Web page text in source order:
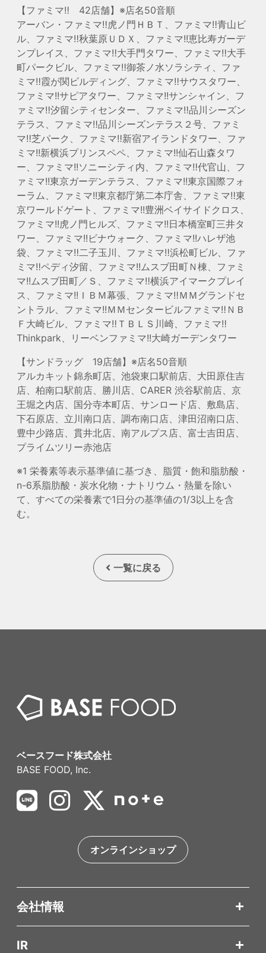
【ファミマ‼ 42店舗】※店名50音順
アーバン・ファミマ‼虎ノ門ＨＢＴ、ファミマ‼青山ビ
ル、ファミマ‼秋葉原ＵＤＸ、ファミマ!!恵比寿ガーデ
ンプレイス、ファミマ‼大手門タワー、ファミマ‼大手
町パークビル、ファミマ‼御茶ノ水ソラシティ、ファ
ミマ‼霞が関ビルディング、ファミマ‼サウスタワー、
ファミマ!!サピアタワー、ファミマ!!サンシャイン、フ
ァミマ‼汐留シティセンター、ファミマ‼品川シーズン
テラス、ファミマ‼品川シーズンテラス２号、ファミ
マ‼芝パーク、ファミマ‼新宿アイランドタワー、ファ
ミマ!!新横浜プリンスペペ、ファミマ!!仙石山森タワ
ー、ファミマ!!ソニーシティ内、ファミマ‼代官山、フ
ァミマ!!東京ガーデンテラス、ファミマ!!東京国際フォ
ーラム、ファミマ!!東京都庁第二本庁舎、ファミマ‼東
京ワールドゲート、ファミマ!!豊洲ベイサイドクロス、
ファミマ!!虎ノ門ヒルズ、ファミマ!!日本橋室町三井タ
ワー、ファミマ!!ビナウォーク、ファミマ!!ハレザ池
袋、ファミマ‼二子玉川、ファミマ‼浜松町ビル、ファ
ミマ‼ペディ汐留、ファミマ!!ムスブ田町Ｎ棟、ファミ
マ!!ムスブ田町／Ｓ、ファミマ‼横浜アイマークプレイ
ス、ファミマ!!ＩＢＭ幕張、ファミマ‼ＭＭグランドセ
ントラル、ファミマ!!ＭＭセンタービルファミマ‼ＮＢ
Ｆ大崎ビル、ファミマ‼ＴＢＬＳ川崎、ファミマ‼
Thinkpark、リーベンファミマ!!大崎ガーデンタワー
【サンドラッグ 19店舗】※店名50音順
アルカキット錦糸町店、池袋東口駅前店、大田原住吉
店、柏南口駅前店、勝川店、CARER 渋谷駅前店、京
王堀之内店、国分寺本町店、サンロード店、敷島店、
下石原店、立川南口店、調布南口店、津田沼南口店、
豊中少路店、貫井北店、南アルプス店、富士吉田店、
プライムツリー赤池店
※1 栄養素等表示基準値に基づき、脂質・飽和脂肪酸・
n-6系脂肪酸・炭水化物・ナトリウム・熱量を除い
て、すべての栄養素で1日分の基準値の1/3以上を含
む。
一覧に戻る
ベースフード株式会社
BASE FOOD, Inc.
オンラインショップ
会社情報
IR